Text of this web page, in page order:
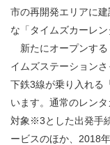
市の再開発エリアに
な「タイムズカーレ
新たにオープンする
イムズステーション
下鉄3線が乗り入れる
います。通常のレン
対象※3とした出発手
ービスのほか、2018